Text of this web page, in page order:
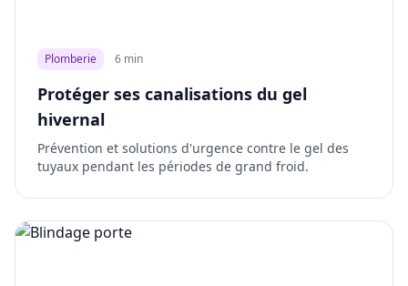
Plomberie 6 min
Protéger ses canalisations du gel
hivernal
Prévention et solutions d'urgence contre le gel des
tuyaux pendant les périodes de grand froid.